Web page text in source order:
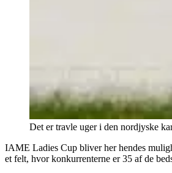
Det er travle uger i den nordjyske
IAME Ladies Cup bliver her hendes
et felt, hvor konkurrenterne er 35 af de